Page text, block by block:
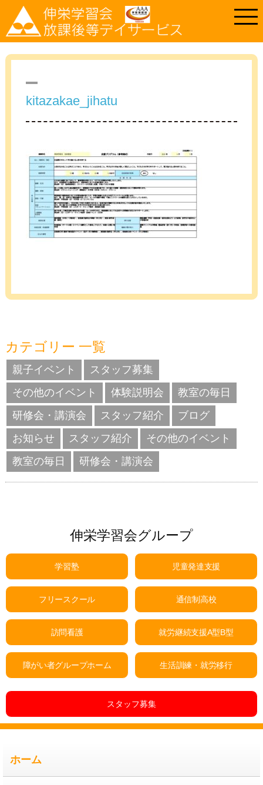
kitazakae_jihatu
カテゴリー 一覧
親子イベント
スタッフ募集
その他のイベント
体験説明会
教室の毎日
研修会・講演会
スタッフ紹介
ブログ
お知らせ
スタッフ紹介
その他のイベント
教室の毎日
研修会・講演会
伸栄学習会グループ
学習塾 児童発達支援
フリースクール 通信制高校
訪問看護 就労継続支援A型B型
障がい者グループホーム 生活訓練・就労移行
スタッフ募集
ホーム